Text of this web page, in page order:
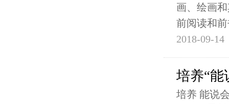
画、绘画
前阅读和
2018-09-14
培养“能
培养 能说